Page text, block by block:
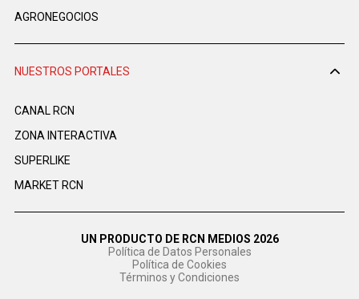
AGRONEGOCIOS
NUESTROS PORTALES
CANAL RCN
ZONA INTERACTIVA
SUPERLIKE
MARKET RCN
UN PRODUCTO DE RCN MEDIOS 2026
Política de Datos Personales
Política de Cookies
Términos y Condiciones